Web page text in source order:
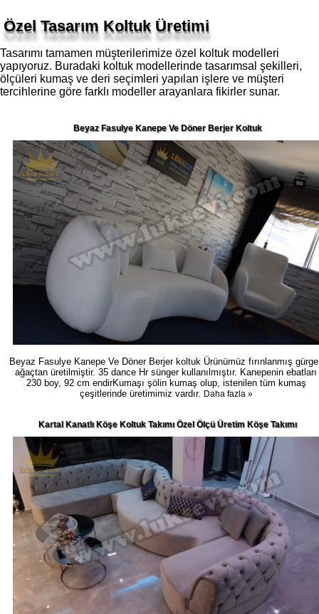
Özel Tasarım Koltuk Üretimi
Tasarımı tamamen müşterilerimize özel koltuk modelleri
yapıyoruz. Buradaki koltuk modellerinde tasarımsal şekilleri,
ölçüleri kumaş ve deri seçimleri yapılan işlere ve müşteri
tercihlerine göre farklı modeller arayanlara fikirler sunar.
Beyaz Fasulye Kanepe Ve Döner Berjer Koltuk
Beyaz Fasulye Kanepe Ve Döner Berjer koltuk Ürünümüz fırınlanmış
ağaçtan üretilmiştir. 35 dance Hr sünger kullanılmıştır. Kanepenin ebatları
230 boy, 92 cm endirKumaşı şölin kumaş olup, istenilen tüm kumaş
çeşitlerinde üretimimiz vardır. Daha fazla »
Kartal Kanatlı Köşe Koltuk Takımı Özel Ölçü Üretim Köşe Takımı